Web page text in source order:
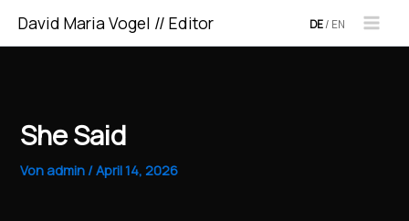
InhaltDavid Maria Vogel // Editor DE/ EN
She Said
Vonadmin /April 14, 2026